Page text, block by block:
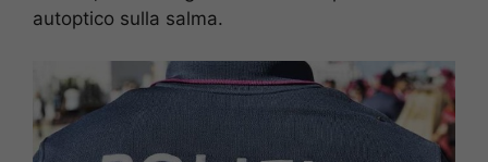
autoptico sulla salma.